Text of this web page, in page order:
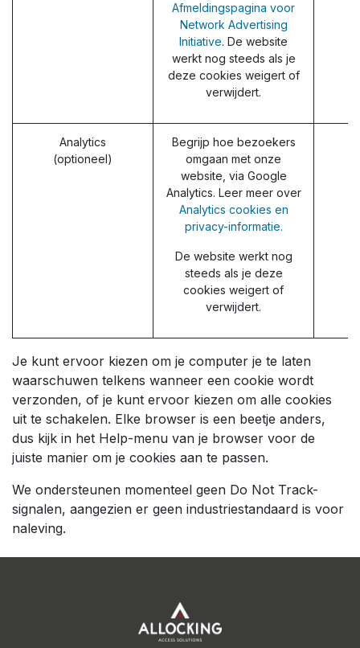
Afmeldingspagina voor
Network Advertising
Initiative. De website
werkt nog steeds als je
deze cookies weigert of
verwijdert.
Analytics
(optioneel)
Begrijp hoe bezoekers
omgaan met onze
website, via Google
Analytics. Leer meer over
Analytics cookies en
privacy-informatie.
De website werkt nog
steeds als je deze
cookies weigert of
verwijdert.
Je kunt ervoor kiezen om je computer je te laten
waarschuwen telkens wanneer een cookie wordt
verzonden, of je kunt ervoor kiezen om alle cookies
uit te schakelen. Elke browser is een beetje anders,
dus kijk in het Help-menu van je browser voor de
juiste manier om je cookies aan te passen.
We ondersteunen momenteel geen Do Not Track-
signalen, aangezien er geen industriestandaard is voor
naleving.